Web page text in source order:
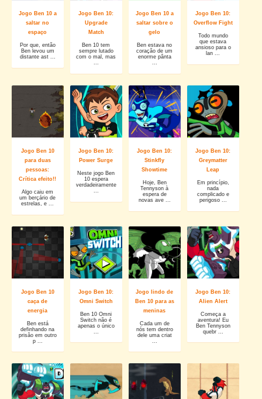
Jogo Ben 10 a
saltar no
espaço
Por que, então
Ben levou um
distante ast ...
Jogo Ben 10:
Upgrade
Match
Ben 10 tem
sempre lutado
com o mal, mas
...
Jogo Ben 10 a
saltar sobre o
gelo
Ben estava no
coração de um
enorme pânta
...
Jogo Ben 10:
Overflow Fight
Todo mundo
que estava
ansioso para o
lan ...
Jogo Ben 10
para duas
pessoas:
Crítica efeito!!
Algo caiu em
um berçário de
estrelas, e ...
Jogo Ben 10:
Power Surge
Neste jogo Ben
10 espera
verdadeiramente
...
Jogo Ben 10:
Stinkfly
Showtime
Hoje, Ben
Tennyson à
espera de
novas ave ...
Jogo Ben 10:
Greymatter
Leap
Em princípio,
nada
complicado e
perigoso ...
Jogo Ben 10
caça de
energia
Ben está
definhando na
prisão em outro
p ...
Jogo Ben 10:
Omni Switch
Ben 10 Omni
Switch não é
apenas o único
Jogo lindo de
Ben 10 para as
meninas
Cada um de
nós tem dentro
dele uma criat
Jogo Ben 10:
Alien Alert
Começa a
aventura! Eu
Ben Tennyson
quebr ...